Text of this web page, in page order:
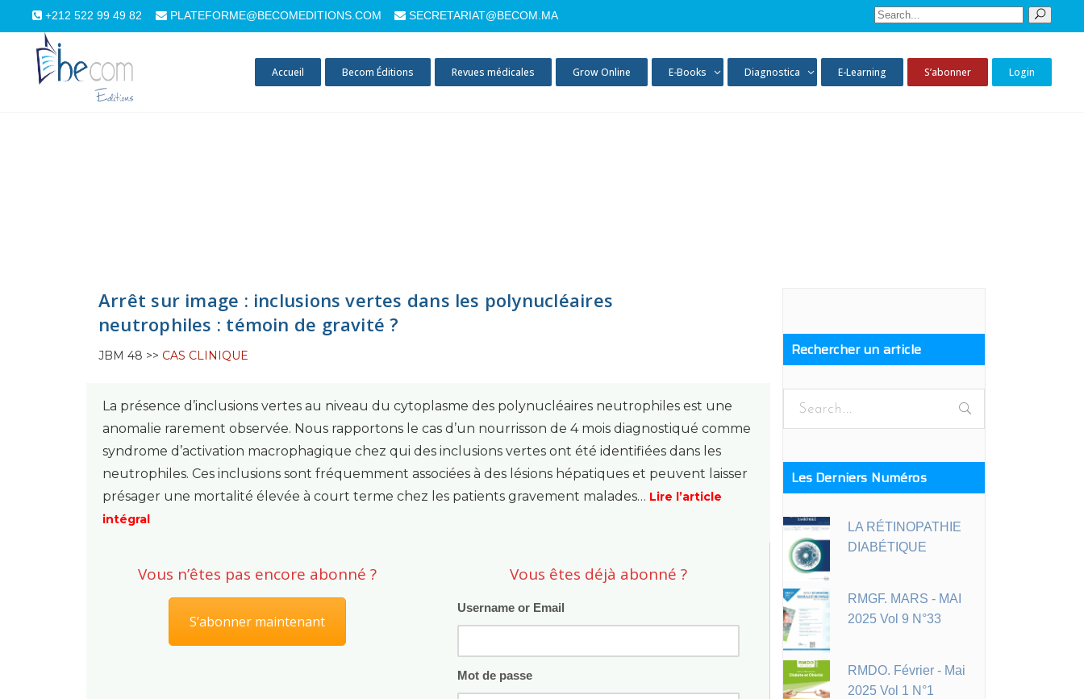
+212 522 99 49 82 PLATEFORME@BECOMEDITIONS.COM SECRETARIAT@BECOM.MA
Accueil Becom Éditions Revues médicales Grow Online E-Books Diagnostica E-Learning S’abonner Login
Arrêt sur image : inclusions vertes dans les polynucléaires
neutrophiles : témoin de gravité ?
JBM 48 >> CAS CLINIQUE
La présence d’inclusions vertes au niveau du cytoplasme des polynucléaires neutrophiles est une
anomalie rarement observée. Nous rapportons le cas d’un nourrisson de 4 mois diagnostiqué comme
syndrome d’activation macrophagique chez qui des inclusions vertes ont été identifiées dans les
neutrophiles. Ces inclusions sont fréquemment associées à des lésions hépatiques et peuvent laisser
présager une mortalité élevée à court terme chez les patients gravement malades… Lire l’article
intégral
Vous n’êtes pas encore abonné ?
S’abonner maintenant
Vous êtes déjà abonné ?
Username or Email
Mot de passe
Rechercher un article
Search
Les Derniers Numéros
LA RÉTINOPATHIE
DIABÉTIQUE
RMGF. MARS - MAI
2025 Vol 9 N°33
RMDO. Février - Mai
2025 Vol 1 N°1